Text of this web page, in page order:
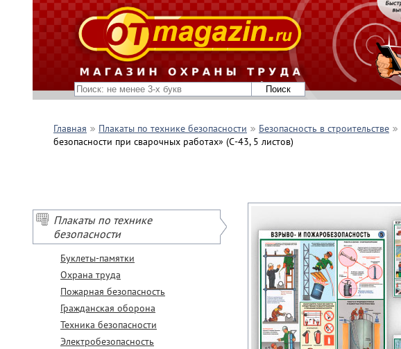
Главная Плакаты по технике безопасности Безопасность в строительстве
безопасности при сварочных работах» (С-43, 5 листов)
Плакаты по технике
безопасности
Буклеты-памятки
Охрана труда
Пожарная безопасность
Гражданская оборона
Техника безопасности
Электробезопасность